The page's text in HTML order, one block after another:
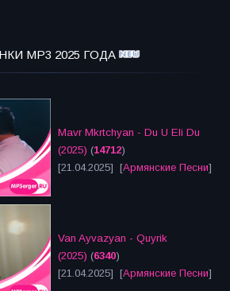
MP3 2025 ГОДА
Mavr Mkrtchyan - Du U Eli Du
(2025) (14712)
[21.04.2025] [Армянские Песни]
Van Ayvazyan - Quyrik
(2025) (6340)
[21.04.2025] [Армянские Песни]